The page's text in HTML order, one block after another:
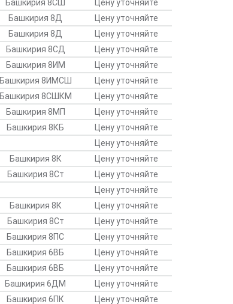
Башкирия 8СШ
Цену уточняйте
Башкирия 8Д
Цену уточняйте
Башкирия 8Д
Цену уточняйте
Башкирия 8СД
Цену уточняйте
Башкирия 8ИМ
Цену уточняйте
Башкирия 8ИМСШ
Цену уточняйте
Башкирия 8СШКМ
Цену уточняйте
Башкирия 8МП
Цену уточняйте
Башкирия 8КБ
Цену уточняйте
Цену уточняйте
Башкирия 8К
Цену уточняйте
Башкирия 8Ст
Цену уточняйте
Цену уточняйте
Башкирия 8К
Цену уточняйте
Башкирия 8Ст
Цену уточняйте
Башкирия 8ПС
Цену уточняйте
Башкирия 6ВБ
Цену уточняйте
Башкирия 6ВБ
Цену уточняйте
Башкирия 6ДМ
Цену уточняйте
Башкирия 6ПК
Цену уточняйте